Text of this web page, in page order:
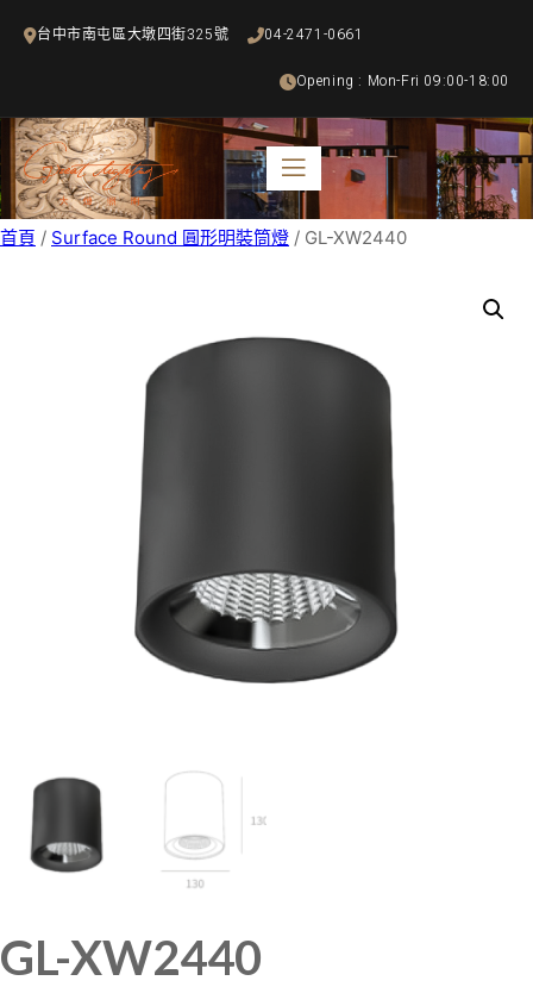
內
容
台中市南屯區大墩四街325號 04-2471-0661
Opening : Mon-Fri 09:00-18:00
首頁 / Surface Round 圓形明裝筒燈 / GL-XW2440
GL-XW2440